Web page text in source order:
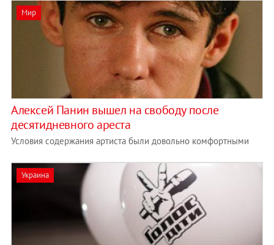
Мир
Алексей Панин вышел на свободу после
десятидневного ареста
Условия содержания артиста были довольно комфортными
Украина